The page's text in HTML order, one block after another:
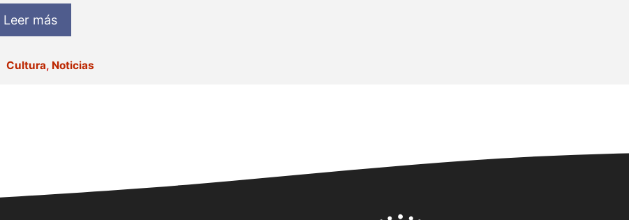
Leer más
Categorías
Cultura, Noticias